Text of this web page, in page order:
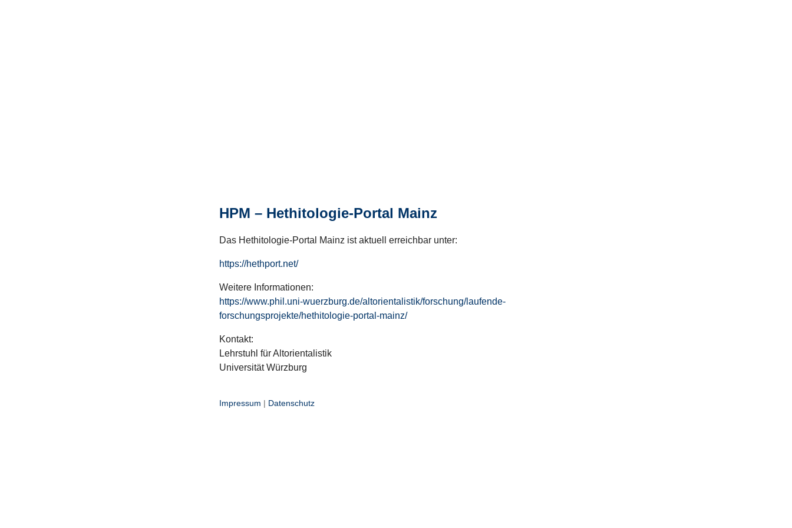
HPM – Hethitologie-Portal Mainz
Das Hethitologie-Portal Mainz ist aktuell erreichbar unter:
https://hethport.net/
Weitere Informationen:
https://www.phil.uni-wuerzburg.de/altorientalistik/forschung/laufende-
forschungsprojekte/hethitologie-portal-mainz/
Kontakt:
Lehrstuhl für Altorientalistik
Universität Würzburg
Impressum | Datenschutz